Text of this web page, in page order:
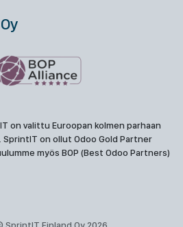
on valittu Euroopan kolmen parhaan
on ollut Odoo Gold Partner
myös BOP (Best Odoo Partners)
Finland Oy 2026